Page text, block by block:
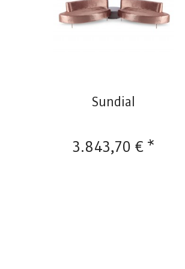
Sundial
3.843,70 € *